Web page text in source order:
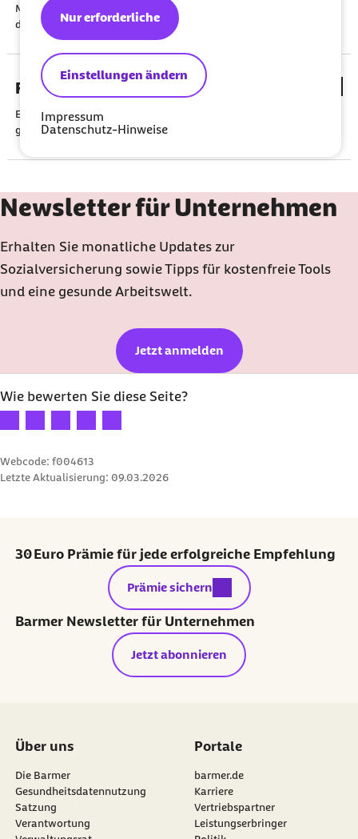
Einstellungen ändern
Nur erforderliche
Impressum
Datenschutz-Hinweise
Mitgliedschaft in der gesetzlichen Krankenversicherung bei
der Krankenkasse besteht.
Fürsorgepflichten
Ein Unternehmen treffen verschiedenste Fürsorgepflichten
gegenüber seinen Arbeitnehmenden.
Newsletter für Unternehmen
Erhalten Sie monatliche Updates zur
Sozialversicherung sowie Tipps für kostenfreie Tools
und eine gesunde Arbeitswelt.
Jetzt anmelden
Wie bewerten Sie diese Seite?
Ihre Bewertung: 1 Stern
Ihre Bewertung: 2 Sterne
Ihre Bewertung: 3 Sterne
Ihre Bewertung: 4 Sterne
Ihre Bewertung: 5 Sterne
Webcode: f004613
Letzte Aktualisierung: 09.03.2026
30 Euro Prämie für jede erfolgreiche Empfehlung
externer Link:
Prämie sichern
Barmer Newsletter für Unternehmen
Jetzt abonnieren
Über uns
Die Barmer
Gesundheitsdatennutzung
Satzung
Verantwortung
Portale
barmer.de
Karriere
Vertriebspartner
Leistungserbringer